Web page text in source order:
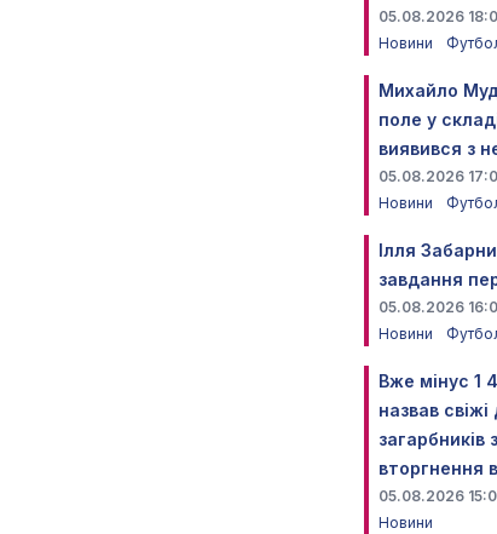
05.08.2026
Новини
Михайло
поле у
виявився з
05.08.2026
Новини
Ілля
завдання
05.08.2026
Новини
Вже мінус 1
назвав свіжі
загарбників
вторгнення
05.08.2026
Новини